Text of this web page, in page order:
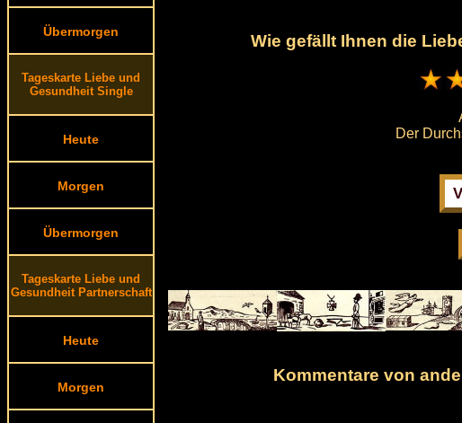
Übermorgen
Tageskarte Liebe und
Gesundheit Single
Heute
Morgen
Übermorgen
Tageskarte Liebe und
Gesundheit Partnerschaft
Heute
Morgen
Wie gefällt Ihnen die
Der
Kommentare von